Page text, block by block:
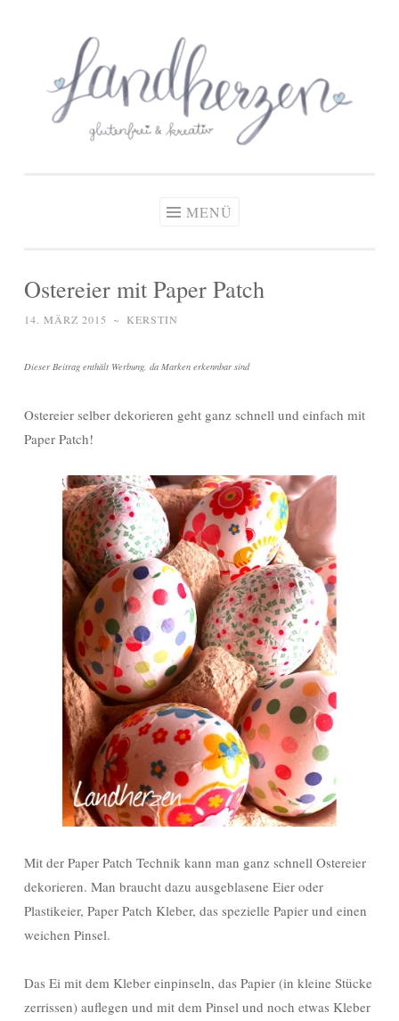
springen
Zöliakie, glutenfreie Ernährung
MENÜ
Ostereier mit Paper Patch
14. MÄRZ 2015 ~ KERSTIN
Dieser Beitrag enthält Werbung, da Marken erkennbar sind
Ostereier selber dekorieren geht ganz schnell und einfach mit
Paper Patch!
Mit der Paper Patch Technik kann man ganz schnell Ostereier
dekorieren. Man braucht dazu ausgeblasene Eier oder
Plastikeier, Paper Patch Kleber, das spezielle Papier und einen
weichen Pinsel.
Das Ei mit dem Kleber einpinseln, das Papier (in kleine Stücke
zerrissen) auflegen und mit dem Pinsel und noch etwas Kleber